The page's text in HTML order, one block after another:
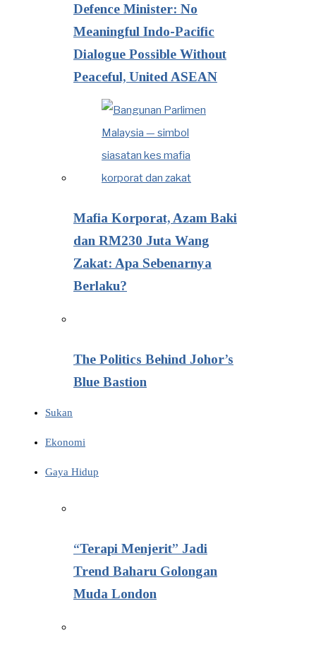
Defence Minister: No
Meaningful Indo-Pacific
Dialogue Possible Without
Peaceful, United ASEAN
Mafia Korporat, Azam Baki
dan RM230 Juta Wang
Zakat: Apa Sebenarnya
Berlaku?
The Politics Behind Johor’s
Blue Bastion
Sukan
Ekonomi
Gaya Hidup
“Terapi Menjerit” Jadi
Trend Baharu Golongan
Muda London